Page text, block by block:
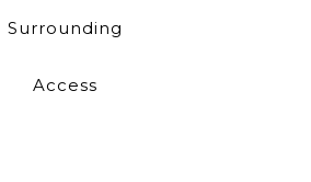
Surrounding
Access